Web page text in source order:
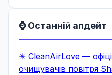
⌚ Останній апдейт
✴️ CleanAirLove —
очищувачів повітря